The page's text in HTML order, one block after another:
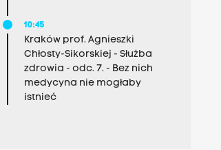
10:45
Kraków prof. Agnieszki
Chłosty-Sikorskiej - Służba
zdrowia - odc. 7. - Bez nich
medycyna nie mogłaby
istnieć